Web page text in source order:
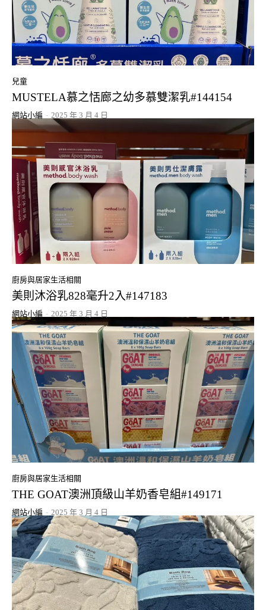
兒童
MUSTELA慕之恬廊之幼多慕雙潔乳#144154
網站小編 - 2025 年 3 月 4 日
廚房與居家生活相關
美則沐浴乳828毫升2入#147183
網站小編 - 2025 年 3 月 4 日
廚房與居家生活相關
THE GOAT澳洲頂級山羊奶香皂組#149171
網站小編 - 2025 年 3 月 4 日